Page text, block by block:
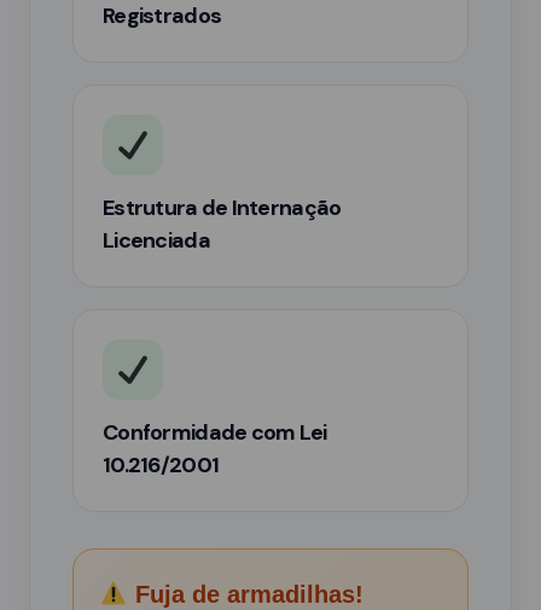
Registrados
Estrutura de Internação
Licenciada
Conformidade com Lei
10.216/2001
Fuja de armadilhas!